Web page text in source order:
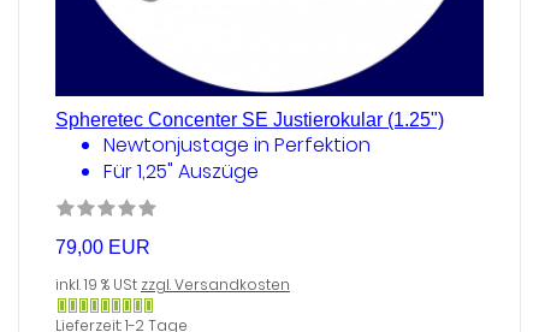
Spheretec Concenter SE Justierokular (1.25")
Newtonjustage in Perfektion
Für 1,25" Auszüge
79,00 EUR
inkl. 19 % USt zzgl. Versandkosten
Lieferzeit: 1-2 Tage